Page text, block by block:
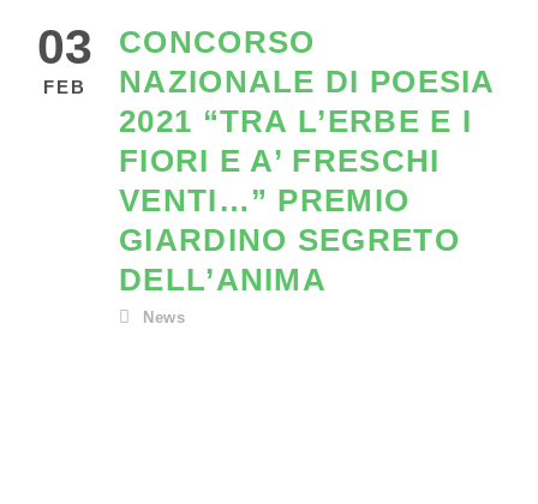
03
FEB
CONCORSO
NAZIONALE DI POESIA
2021 “TRA L’ERBE E I
FIORI E A’ FRESCHI
VENTI…” PREMIO
GIARDINO SEGRETO
DELL’ANIMA
News